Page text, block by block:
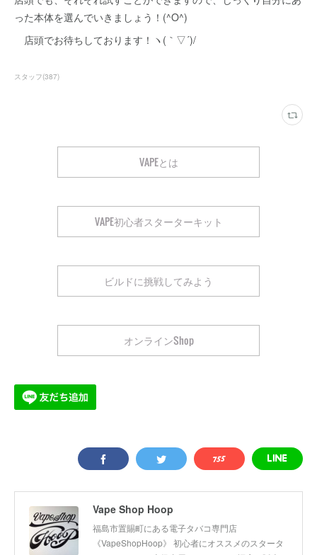
った本体を選んでいきましょう！(^O^)
店頭でお待ちしております！ヽ(｀▽´)/
スタッフ(387)
VAPEとは
VAPE初心者スターターキット
ビルドに挑戦してみよう
オンラインShop
Vape Shop Hoop
福島市置賜町にある電子タバコ専門店
《VapeShopHoop》 初心者にオススメのスタータ